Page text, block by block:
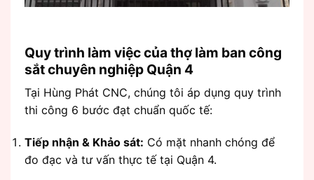
Quy trình làm việc của thợ làm ban công
sắt chuyên nghiệp Quận 4
Tại Hùng Phát CNC, chúng tôi áp dụng quy trình
thi công 6 bước đạt chuẩn quốc tế:
Tiếp nhận & Khảo sát: Có mặt nhanh chóng để
đo đạc và tư vấn thực tế tại Quận 4.